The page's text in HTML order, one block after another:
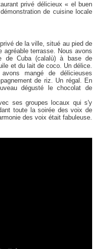
privé délicieux « el buen
de cuisine locale
de la ville, situé au pied de
agréable terrasse. Nous avons
de Cuba (calalù) à base de
et du lait de coco. Un délice.
mangé de délicieuses
de riz. Un régal. En
dégusté le chocolat de
ses groupes locaux qui s'y
toute la soirée des voix de
des voix était fabuleuse.